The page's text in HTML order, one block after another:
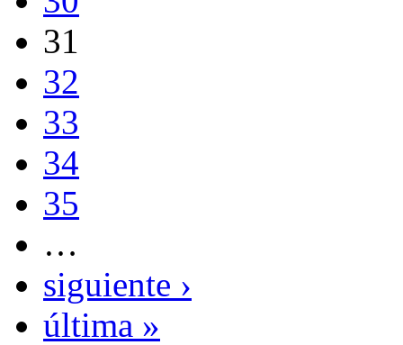
31
32
33
34
35
…
siguiente ›
última »